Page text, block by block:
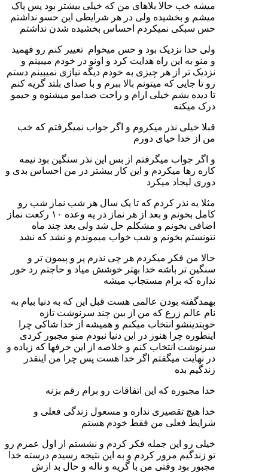
میشه خب حالا بلاهای من که خیلی بیشتر بود پس پاک
میشم و بخشیده ولی در هر شرایطی این حسو نداشتم
حس سبکی نمیکردم احساس بخشیده شدن نداشتم
ولی خدا نزدیک بود و حس میخوام تغییر کنم رو فهمید
و منو به این راه هدایت کرد و اونو در خودم میبینم و
نزدیک تر از هر چیزی به خودم دیگه نیازی نمیبینم دستم
رو تا جایی که میتونم بالا ببرم و با صدای بلتد گریه کنم
تا دیده بشم خیلی ارام و راحت صدامو میشنوه و حیمو
درک میکنه
قبلا خیلی نذر میکروم و اگر جواب نمیگرفتم که خب
من از خدا خیای دورم
و اگر جواب میگرفتم از بس این نذر سنگین بود نیمه
کاره رها میکردم و این کار بیشتر در من احساس بدی و
دوری لیجاد میکرد
مثلا یه نذر کردم که تا یک سال هر شب نماز شب رو
کامل بخونم و بعد از هر نماز در یه وعده ۱۰ رکعت نماز
اضافی بخونم و مشکلم حل شد ولی بعد چند ماه
نتونستم بخونم و شب خواب میموندم و نشد که نشد
حالا من فکر میکردم هر چی نذرم پر و پیمون تر و
سنگین تر باشه خدا بهتر خوشش میاد و حاجتم رد خور
نداره که برام مستجاب میشه
بهمدگفته بودن عالمی هست قبل این که به دنیا بیام به
نام عالم زرع که من از بین چند سرنوشت تازه
خوبتدینشو انتخاب میکنم و همیشه از خدا شاکی چرا
اینطوره چرا هنوز در این دنیا نبودم منو مجبور کردی
سرنوشت انتخاب کنم و خلاصه از این حرفها که زیاده و
در نهایت میگفتم اگر خدا هست پس چرا من اینقدر
زندگیم بده
خدا مجبوره که این اتفاقات رو برام رقم بزنه
خدا هیچ تقصیری نداره و مسعول زندگی فعلی و
شرایط فعلی من فقط خودم هستم
خیلی رو این جمله فکر کردم و نشستم از اول عمرم رو
تو زندگیم مرور کردم و به این نتیجه رسیدم درسته خدا
مجبور بود وقتی من با گریه و ناله و حال بد ازش